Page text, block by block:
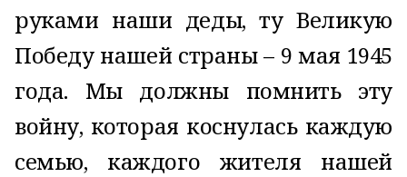
руками наши деды, ту Великую
Победу нашей страны – 9 мая 1945
года. Мы должны помнить эту
войну, которая коснулась каждую
семью, каждого жителя нашей